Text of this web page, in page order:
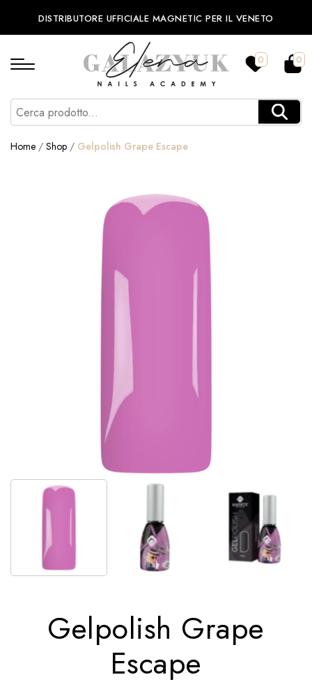
DISTRIBUTORE UFFICIALE MAGNETIC PER IL VENETO
0 0
Home / Shop / Gelpolish Grape Escape
Gelpolish Grape
Escape